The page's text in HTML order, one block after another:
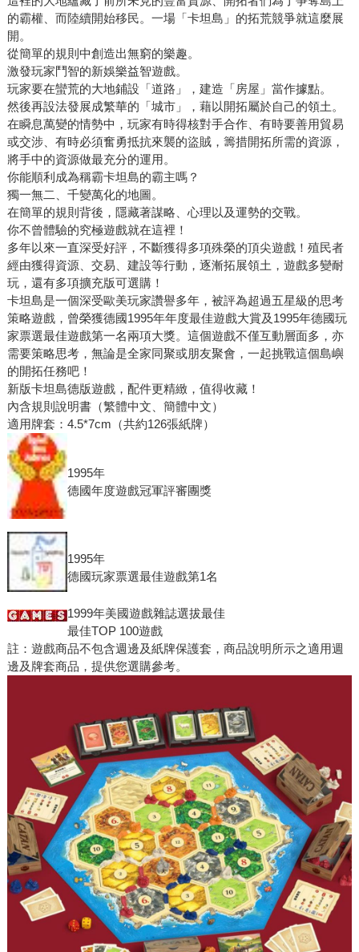
的霸權、而陸續開始移民。一場「卡坦島」的拓荒競爭就這麼展
開。
從簡單的規則中創造出無窮的樂趣。
激發玩家鬥智的新娛樂益智遊戲。
玩家要在蠻荒的大地鋪設「道路」，建造「房屋」當作據點。
然後再設法發展成繁華的「城市」，藉以開拓屬於自己的領土。
在瞬息萬變的情勢中，玩家有時得核對手合作、有時要善用貿易
或交涉、有時必須奮勇抵抗來襲的盜賊，籌措開拓所需的資源，
將手中的資源做最充分的運用。
你能順利成為稱霸卡坦島的霸主嗎？
獨一無二、千變萬化的地圖。
在簡單的規則背後，隱藏著謀略、心理以及運勢的交戰。
你不曾體驗的究極遊戲就在這裡！
多年以來一直深受好評，不斷獲得多項殊榮的頂尖遊戲！殖民者
經由獲得資源、交易、建設等行動，逐漸拓展領土，遊戲多變耐
玩，還有多項擴充版可選購！
卡坦島是一個深受歐美玩家讚譽多年，被評為超過五星級的思考
策略遊戲，曾榮獲德國1995年年度最佳遊戲大賞及1995年德國玩
家票選最佳遊戲第一名兩項大獎。這個遊戲不僅互動層面多，亦
需要策略思考，無論是全家同聚或朋友聚會，一起挑戰這個島嶼
的開拓任務吧！
新版卡坦島德版遊戲，配件更精緻，值得收藏！
內含規則說明書（繁體中文、簡體中文）
適用牌套：4.5*7cm（共約126張紙牌）
1995年
德國年度遊戲冠軍評審團獎
1995年
德國玩家票選最佳遊戲第1名
1999年美國遊戲雜誌選拔最佳
最佳TOP 100遊戲
註：遊戲商品不包含週邊及紙牌保護套，商品說明所示之適用週
邊及牌套商品，提供您選購參考。